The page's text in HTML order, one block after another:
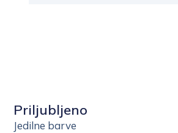
Priljubljeno
Jedilne barve